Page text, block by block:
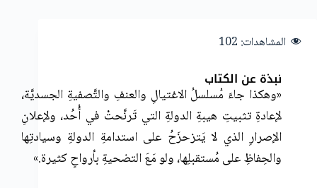
المشاهدات: 102
نبذة عن الكتاب
«وهكذا جاءَ مُسلسلُ الاغتيالِ والعنفِ والتَّصفيةِ الجسديَّة،
لإعادةِ تثبيتِ هيبةِ الدولةِ التي تَرنَّحتْ في أُحُد، ولإعلانِ
الإصرارِ الذي لا يَتزحزَحُ على استدامةِ الدولةِ وسيادتِها
والحِفاظِ على مُستقبلِها، ولو مَعَ التضحيةِ بأرواحٍ كثيرة.»